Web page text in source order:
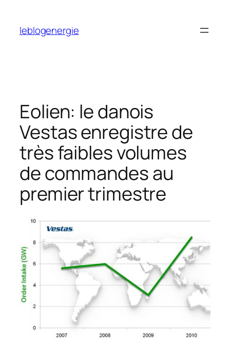
contenu
leblogenergie
Eolien: le danois
Vestas enregistre de
très faibles volumes
de commandes au
premier trimestre